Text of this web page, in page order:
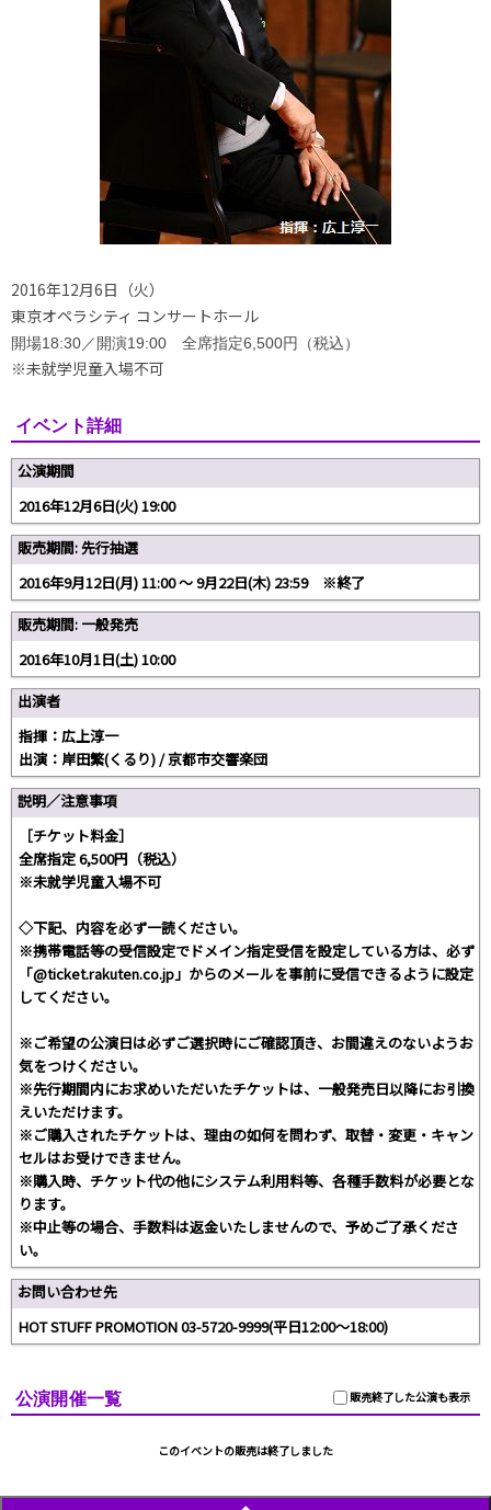
2016年12月6日（火）
東京オペラシティ コンサートホール
開場18:30／開演19:00 全席指定6,500円（税込）
※未就学児童入場不可
イベント詳細
公演期間
2016年12月6日(火) 19:00
販売期間: 先行抽選
2016年9月12日(月) 11:00 〜 9月22日(木) 23:59 ※終了
販売期間: 一般発売
2016年10月1日(土) 10:00
出演者
指揮：広上淳一
出演：岸田繁(くるり) / 京都市交響楽団
説明／注意事項
［チケット料金］
全席指定 6,500円（税込）
※未就学児童入場不可
◇下記、内容を必ず一読ください。
※携帯電話等の受信設定でドメイン指定受信を設定している方は、必ず
「@ticket.rakuten.co.jp」からのメールを事前に受信できるように設定
してください。
※ご希望の公演日は必ずご選択時にご確認頂き、お間違えのないようお
気をつけください。
※先行期間内にお求めいただいたチケットは、一般発売日以降にお引換
えいただけます。
※ご購入されたチケットは、理由の如何を問わず、取替・変更・キャン
セルはお受けできません。
※購入時、チケット代の他にシステム利用料等、各種手数料が必要とな
ります。
※中止等の場合、手数料は返金いたしませんので、予めご了承くださ
い。
お問い合わせ先
HOT STUFF PROMOTION 03-5720-9999(平日12:00〜18:00)
販売終了した公演も表示
公演開催一覧
このイベントの販売は終了しました